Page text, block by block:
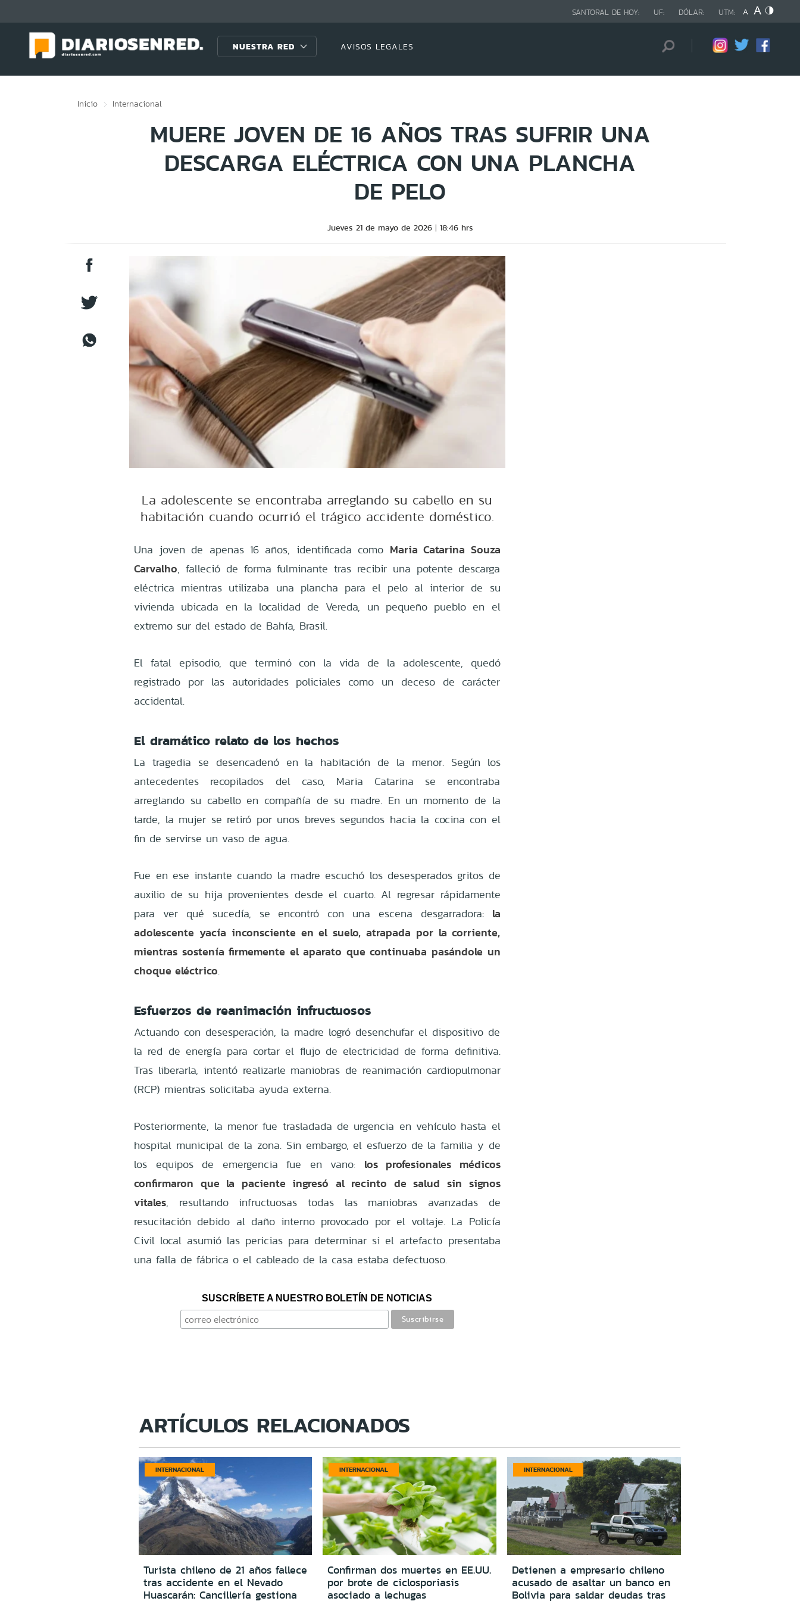
SANTORAL DE HOY: UF: DÓLAR: UTM:
NUESTRA RED AVISOS LEGALES
Inicio Internacional
MUERE JOVEN DE 16 AÑOS TRAS SUFRIR UNA
DESCARGA ELÉCTRICA CON UNA PLANCHA
DE PELO
Jueves 21 de mayo de 2026 18:46 hrs
La adolescente se encontraba arreglando su cabello en su
habitación cuando ocurrió el trágico accidente doméstico.
Una joven de apenas 16 años, identificada como Maria Catarina Souza
Carvalho, falleció de forma fulminante tras recibir una potente descarga
eléctrica mientras utilizaba una plancha para el pelo al interior de su
vivienda ubicada en la localidad de Vereda, un pequeño pueblo en el
extremo sur del estado de Bahía, Brasil.
El fatal episodio, que terminó con la vida de la adolescente, quedó
registrado por las autoridades policiales como un deceso de carácter
accidental.
El dramático relato de los hechos
La tragedia se desencadenó en la habitación de la menor. Según los
antecedentes recopilados del caso, Maria Catarina se encontraba
arreglando su cabello en compañía de su madre. En un momento de la
tarde, la mujer se retiró por unos breves segundos hacia la cocina con el
fin de servirse un vaso de agua.
Fue en ese instante cuando la madre escuchó los desesperados gritos de
auxilio de su hija provenientes desde el cuarto. Al regresar rápidamente
para ver qué sucedía, se encontró con una escena desgarradora: la
adolescente yacía inconsciente en el suelo, atrapada por la corriente,
mientras sostenía firmemente el aparato que continuaba pasándole un
choque eléctrico.
Esfuerzos de reanimación infructuosos
Actuando con desesperación, la madre logró desenchufar el dispositivo de
la red de energía para cortar el flujo de electricidad de forma definitiva.
Tras liberarla, intentó realizarle maniobras de reanimación cardiopulmonar
(RCP) mientras solicitaba ayuda externa.
Posteriormente, la menor fue trasladada de urgencia en vehículo hasta el
hospital municipal de la zona. Sin embargo, el esfuerzo de la familia y de
los equipos de emergencia fue en vano: los profesionales médicos
confirmaron que la paciente ingresó al recinto de salud sin signos
vitales, resultando infructuosas todas las maniobras avanzadas de
resucitación debido al daño interno provocado por el voltaje. La Policía
Civil local asumió las pericias para determinar si el artefacto presentaba
una falla de fábrica o el cableado de la casa estaba defectuoso.
SUSCRÍBETE A NUESTRO BOLETÍN DE NOTICIAS
ARTÍCULOS RELACIONADOS
INTERNACIONAL
Turista chileno de 21 años fallece
tras accidente en el Nevado
Huascarán: Cancillería gestiona
INTERNACIONAL
Confirman dos muertes en EE.UU.
por brote de ciclosporiasis
asociado a lechugas
INTERNACIONAL
Detienen a empresario chileno
acusado de asaltar un banco en
Bolivia para saldar deudas tras